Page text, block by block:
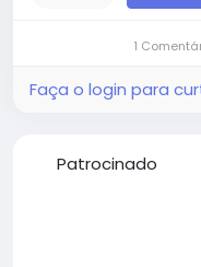
1
Faça o login para
Patrocinado